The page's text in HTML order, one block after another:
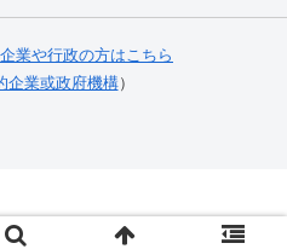
業や行政の方はこちら
企業或政府機構）
ー）！台湾 ブログ.